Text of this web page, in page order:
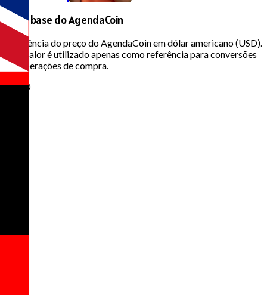
Valor base do AgendaCoin
Referência do preço do AgendaCoin em dólar americano (USD).
Este valor é utilizado apenas como referência para conversões
em operações de compra.
1 USD